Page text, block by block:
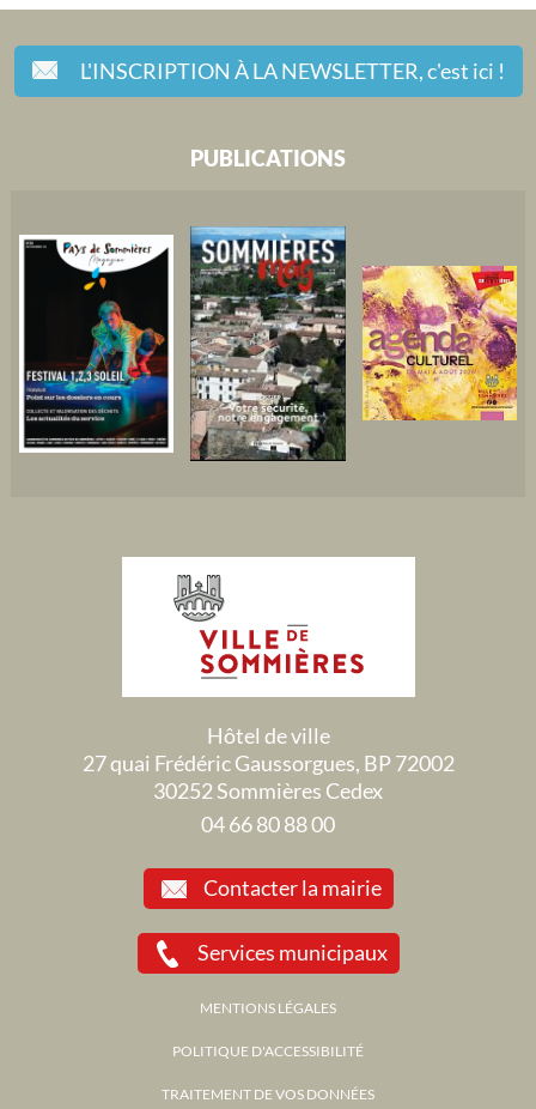
L'INSCRIPTION À LA NEWSLETTER,c'est ici !
PUBLICATIONS
Hôtel de ville
27 quai Frédéric Gaussorgues, BP 72002
30252 Sommières Cedex
04 66 80 88 00
Contacter la mairie
Services municipaux
MENTIONS LÉGALES
POLITIQUE D'ACCESSIBILITÉ
TRAITEMENT DE VOS DONNÉES